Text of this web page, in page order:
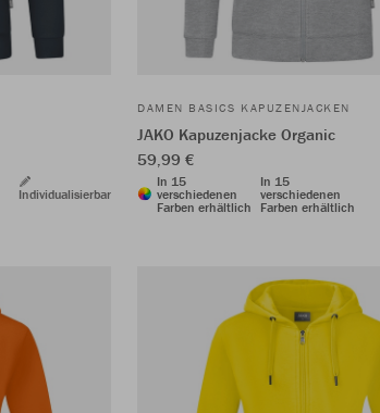
Individualisierbar
DAMEN BASICS KAPUZENJACKEN
JAKO Kapuzenjacke Organic
59,99 €
In 15
verschiedenen
Farben erhältlich
In 15
verschiedenen
Farben erhältlich